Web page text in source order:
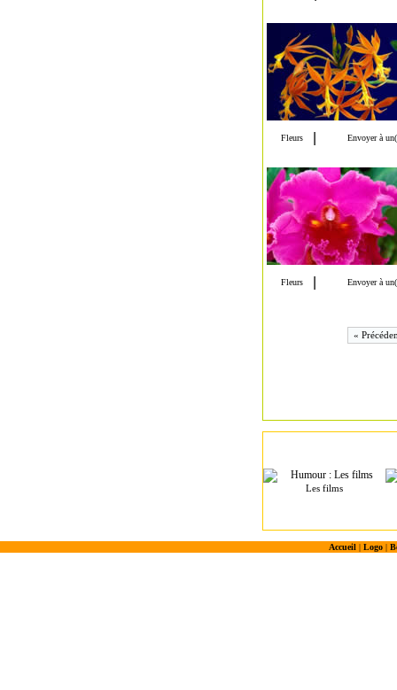
«
Les films
Accueil| Logo|